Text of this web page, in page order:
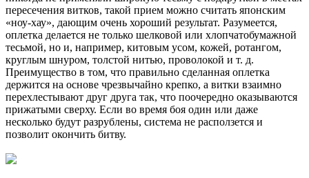
пересечения витков, такой прием можно считать японским
«ноу-хау», дающим очень хороший результат. Разумеется,
оплетка делается не только шелковой или хлопчатобумажной
тесьмой, но и, например, китовым усом, кожей, ротангом,
круглым шнуром, толстой нитью, проволокой и т. д.
Преимущество в том, что правильно сделанная оплетка
держится на основе чрезвычайно крепко, а витки взаимно
перехлестывают друг друга так, что поочередно оказываются
прижатыми сверху. Если во время боя один или даже
несколько будут разрублены, система не расползется и
позволит окончить битву.